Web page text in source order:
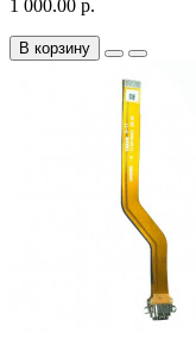
1 000.00 р.
В корзину